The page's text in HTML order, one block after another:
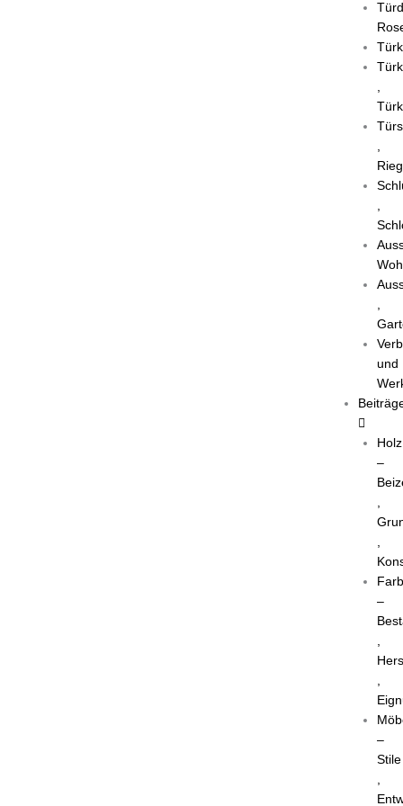
und
Holz
–
–
–
Stile